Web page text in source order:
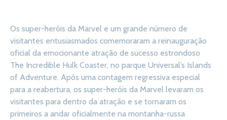
Os super-heróis da Marvel e um grande número de
visitantes entusiasmados comemoraram a reinauguração
oficial da emocionante atração de sucesso estrondoso
The Incredible Hulk Coaster, no parque Universal’s Islands
of Adventure. Após uma contagem regressiva especial
para a reabertura, os super-heróis da Marvel levaram os
visitantes para dentro da atração e se tornaram os
primeiros a andar oficialmente na montanha-russa